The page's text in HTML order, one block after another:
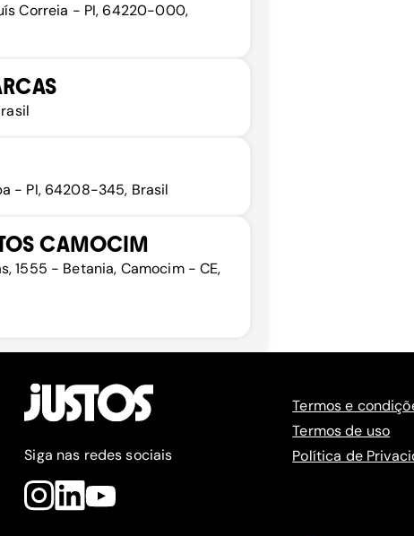
Correia - PI, 64220-000,
- PI, 64208-345, Brasil
CAMOCIM
1555 - Betania, Camocim - CE,
Siga nas redes sociais
Termos e
Termos de uso
Política de